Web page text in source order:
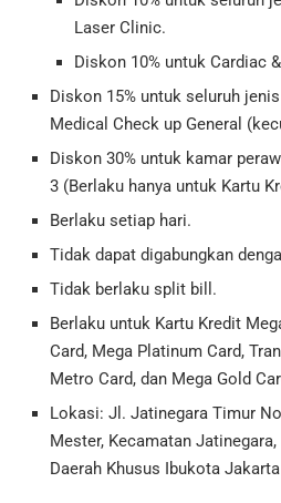
Laser Clinic.
Diskon 10% untuk Cardiac
Diskon 15% untuk seluruh
Medical Check up General
Diskon 30% untuk kamar
3 (Berlaku hanya untuk Kartu
Berlaku setiap hari.
Tidak dapat digabungkan
Tidak berlaku split bill.
Berlaku untuk Kartu Kredit
Card, Mega Platinum Card,
Metro Card, dan Mega Gold
Lokasi: Jl. Jatinegara Timur
Mester, Kecamatan
Daerah Khusus Ibukota